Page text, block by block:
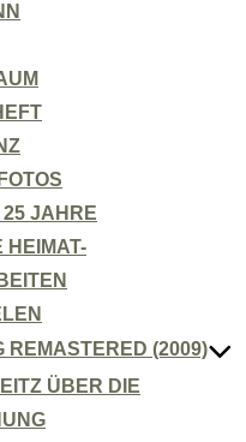
25 JAHRE
HEIMAT-
REMASTERED (2009)
ÜBER DIE